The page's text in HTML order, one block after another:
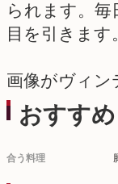
られます。
目を引きます
画像がヴィン
おすすめ
合う料理